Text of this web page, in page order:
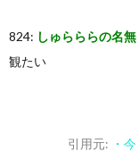
824: しゅらららの名
観たい
引用元: ・